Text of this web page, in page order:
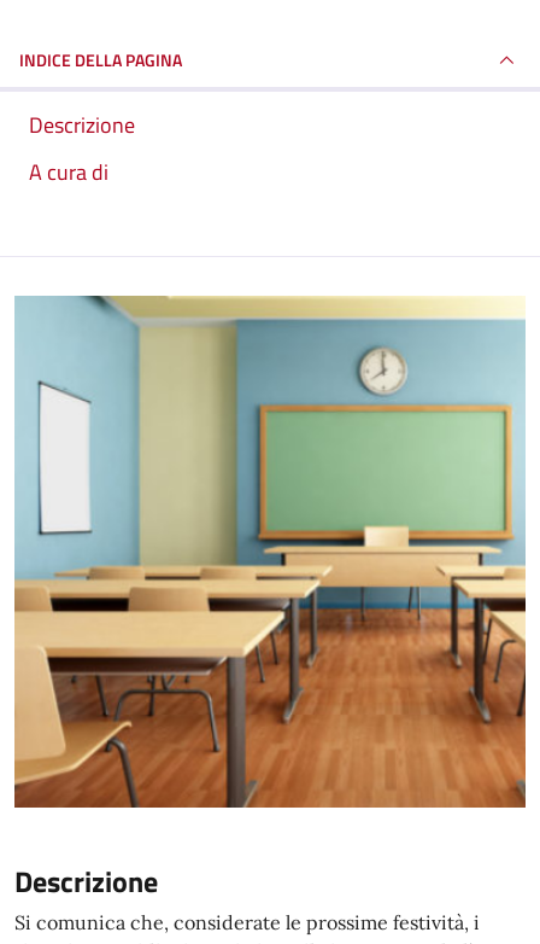
INDICE DELLA PAGINA
Descrizione
A cura di
Descrizione
Si comunica che, considerate le prossime festività, i